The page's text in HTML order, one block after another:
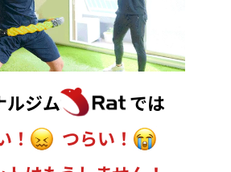
ルジム
では
！
つらい！